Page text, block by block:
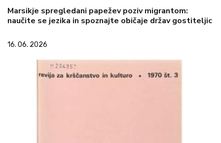
Marsikje spregledani papežev poziv migrantom:
naučite se jezika in spoznajte običaje držav gostiteljic
16. 06. 2026